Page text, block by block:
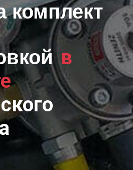
комплект
в